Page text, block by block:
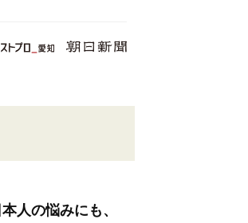
人の悩みにも、